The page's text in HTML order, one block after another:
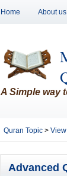
Home About us
A Simple way
Quran Topic >
Advanced